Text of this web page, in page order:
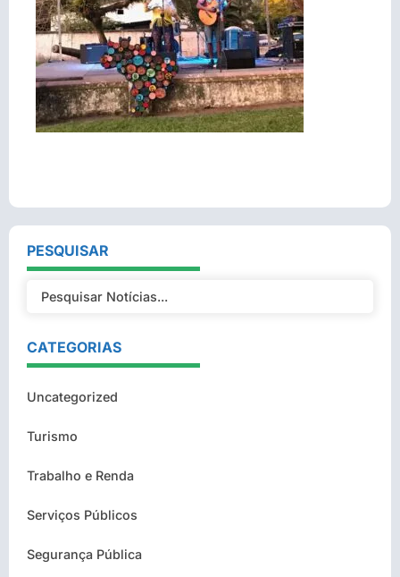
PESQUISAR
CATEGORIAS
Uncategorized
Turismo
Trabalho e Renda
Serviços Públicos
Segurança Pública